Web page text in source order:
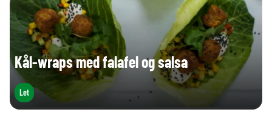
Kål-wraps med falafel og salsa
Let